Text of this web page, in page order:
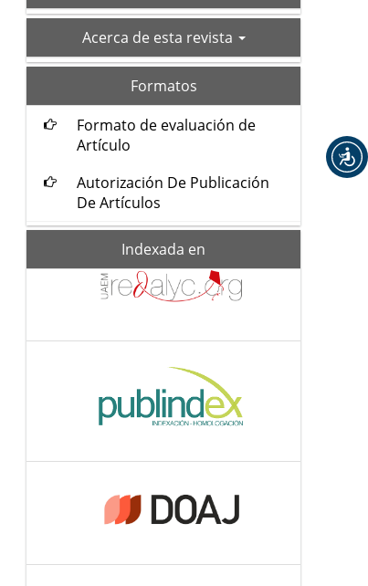
acerca-Acerca de esta revista
Formatos
Formato de evaluación de
Artículo
Autorización De Publicación
De Artículos
Indexada en